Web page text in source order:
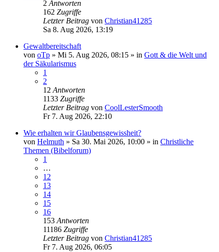
2 Antworten
162 Zugriffe
Letzter Beitrag von Christian41285
Sa 8. Aug 2026, 13:19
Gewaltbereitschaft
von oTp » Mi 5. Aug 2026, 08:15 » in Gott & die Welt und
der Säkularismus
1
2
12 Antworten
1133 Zugriffe
Letzter Beitrag von CoolLesterSmooth
Fr 7. Aug 2026, 22:10
Wie erhalten wir Glaubensgewissheit?
von Helmuth » Sa 30. Mai 2026, 10:00 » in Christliche
Themen (Bibelforum)
1
…
12
13
14
15
16
153 Antworten
11186 Zugriffe
Letzter Beitrag von Christian41285
Fr 7. Aug 2026, 06:05